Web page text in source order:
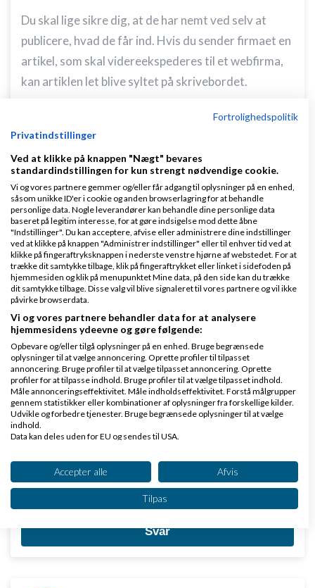
Du skal lige sikre dig, at de har nemt ved selv at
publicere, hvad de får ind. Hvis du sender firmaet en
artikel, som skal videreekspederes til et webfirma,
kan artiklen let blive syltet på skrivebordet.
tainataina Skrevet10-06-2013kl. 12:00
Poul, tak for dit svar. Det åbner faktisk for et nyt
spørgsmål herfra, for hvad er en reference eller
anbefaling egentlig værd, hvis den er lavet som tak
for udført gratis arbejde? En rosende sætning som
"Hun var alle pengene værd" klinger for eksempel
pludselig en smule hult
tak for dem :-)
Svar
Fortrolighedspolitik
Privatindstillinger
Ved at klikke på knappen "Nægt" bevares
standardindstillingen for kun strengt nødvendige cookie.
Vi og vores partnere gemmer og/eller får adgang til oplysninger på en enhed,
såsom unikke ID'er i cookie og anden browserlagring for at behandle
personlige data. Nogle leverandører kan behandle dine personlige data
baseret på legitim interesse, for at gøre indsigelse mod dette åbne
"Indstillinger". Du kan acceptere, afvise eller administrere dine indstillinger
ved at klikke på knappen "Administrer indstillinger" eller til enhver tid ved at
klikke på fingeraftryksknappen i nederste venstre hjørne af webstedet. For at
trække dit samtykke tilbage, klik på fingeraftrykket eller linket i sidefoden på
hjemmesiden og klik på menupunktet Mine data, på den side kan du trække
dit samtykke tilbage. Disse valg vil blive signaleret til vores partnere og vil ikke
påvirke browserdata.
Vi og vores partnere behandler data for at analysere
hjemmesidens ydeevne og gøre følgende:
Opbevare og/eller tilgå oplysninger på en enhed. Bruge begrænsede
oplysninger til at vælge annoncering. Oprette profiler til tilpasset
annoncering. Bruge profiler til at vælge tilpasset annoncering. Oprette
profiler for at tilpasse indhold. Bruge profiler til at vælge tilpasset indhold.
Måle annonceringseffektivitet. Måle indholdseffektivitet. Forstå målgrupper
gennem statistikker eller kombinationer af oplysninger fra forskellige kilder.
Udvikle og forbedre tjenester. Bruge begrænsede oplysninger til at vælge
indhold.
Data kan deles uden for EU og sendes til USA.
Se partnerliste (2 IAB-leverandører)
Vi bruger dine data til følgende formål:
IAB's behandlingsformål:
Opbevare og/eller tilgå oplysninger på en
Accepter alle Afvis
Tilpas